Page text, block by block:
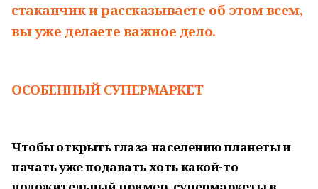
стаканчик и рассказываете об этом всем,
вы уже делаете важное дело.
ОСОБЕННЫЙ СУПЕРМАРКЕТ
Чтобы открыть глаза населению планеты и
начать уже подавать хоть какой-то